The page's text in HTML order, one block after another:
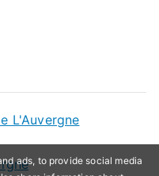
L'Auvergne
ads, to provide social media